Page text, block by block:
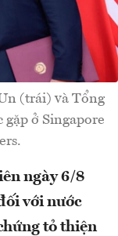
(trái) và Tổng
ở Singapore
ngày 6/8
với nước
tỏ thiện